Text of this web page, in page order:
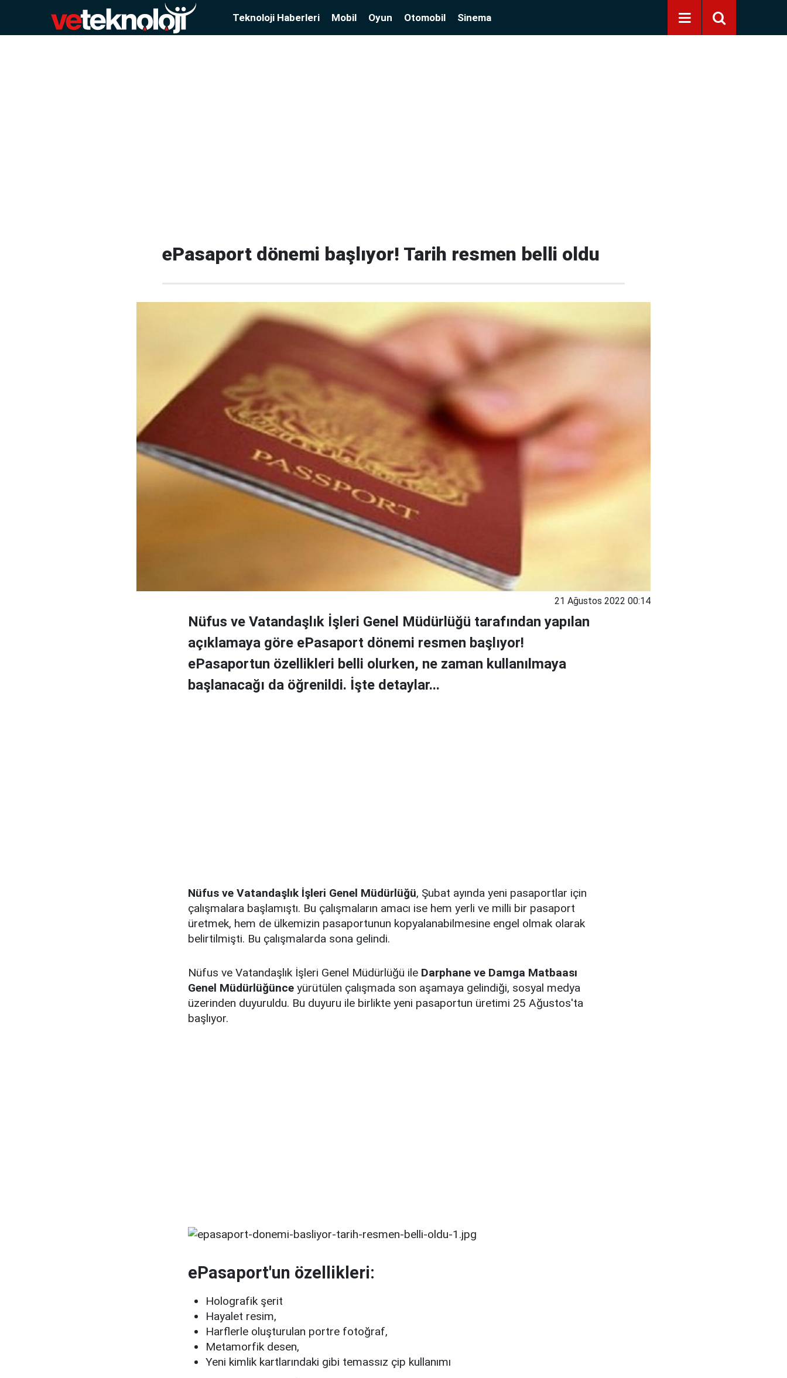
Teknoloji Haberleri Mobil Oyun Otomobil Sinema
ePasaport dönemi başlıyor! Tarih resmen belli oldu
21 Ağustos 2022 00:14
Nüfus ve Vatandaşlık İşleri Genel Müdürlüğü tarafından yapılan
açıklamaya göre ePasaport dönemi resmen başlıyor!
ePasaportun özellikleri belli olurken, ne zaman kullanılmaya
başlanacağı da öğrenildi. İşte detaylar...
Nüfus ve Vatandaşlık İşleri Genel Müdürlüğü, Şubat ayında yeni pasaportlar için
çalışmalara başlamıştı. Bu çalışmaların amacı ise hem yerli ve milli bir pasaport
üretmek, hem de ülkemizin pasaportunun kopyalanabilmesine engel olmak olarak
belirtilmişti. Bu çalışmalarda sona gelindi.
Nüfus ve Vatandaşlık İşleri Genel Müdürlüğü ile Darphane ve Damga Matbaası
Genel Müdürlüğünce yürütülen çalışmada son aşamaya gelindiği, sosyal medya
üzerinden duyuruldu. Bu duyuru ile birlikte yeni pasaportun üretimi 25 Ağustos'ta
başlıyor.
ePasaport'un özellikleri:
Holografik şerit
Hayalet resim,
Harflerle oluşturulan portre fotoğraf,
Metamorfik desen,
Yeni kimlik kartlarındaki gibi temassız çip kullanımı